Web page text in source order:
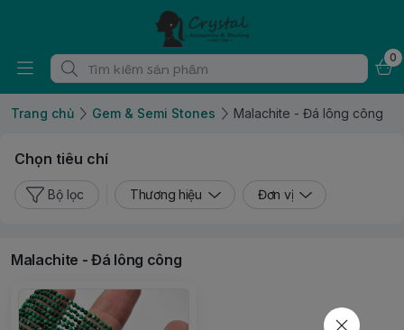
0
Trang chủ Gem & Semi Stones Malachite - Đá lông công
Chọn tiêu chí
Bộ lọc Thương hiệu Đơn vị
Malachite - Đá lông công